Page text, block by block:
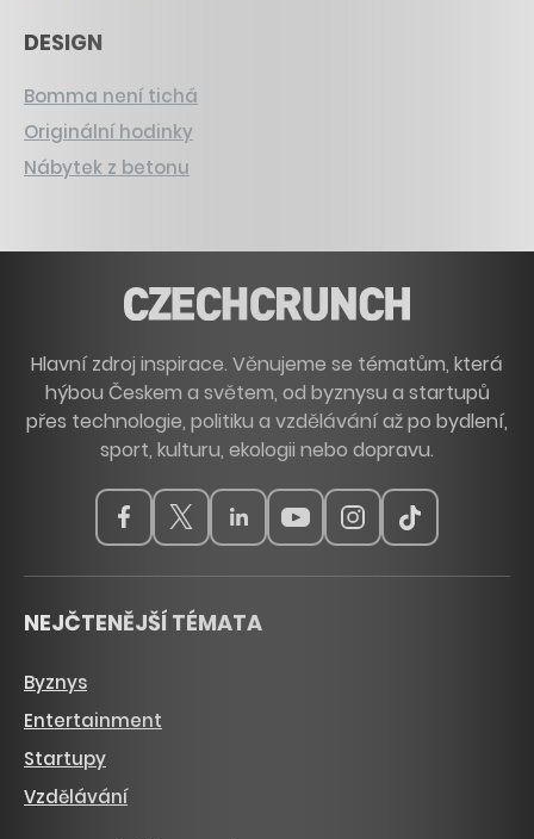
DESIGN
Bomma není tichá
Originální hodinky
Nábytek z betonu
Hlavní zdroj inspirace. Věnujeme se tématům, která
hýbou Českem a světem, od byznysu a startupů
přes technologie, politiku a vzdělávání až po bydlení,
sport, kulturu, ekologii nebo dopravu.
NEJČTENĚJŠÍ TÉMATA
Byznys
Entertainment
Startupy
Vzdělávání